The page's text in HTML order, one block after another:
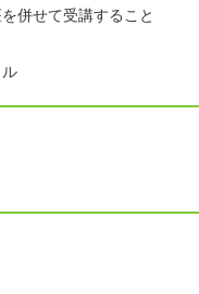
併せて受講すること